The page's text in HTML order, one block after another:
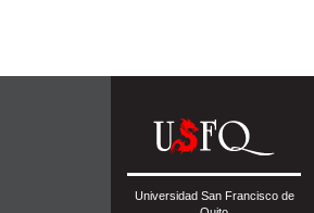
Universidad San Francisco de